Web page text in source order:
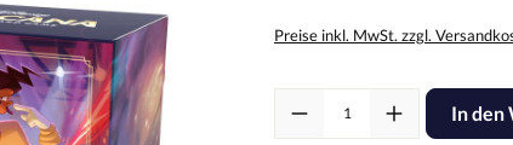
Preise inkl. MwSt. zzgl.
Produkt Anzahl: Gib den
In den